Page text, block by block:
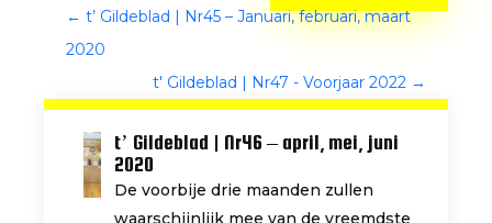
←t’ Gildeblad | Nr45 – Januari, februari, maart
2020
t' Gildeblad | Nr47 - Voorjaar 2022→
t’ Gildeblad | Nr46 – april, mei, juni
2020
De voorbije drie maanden zullen
waarschijnlijk mee van de vreemdste